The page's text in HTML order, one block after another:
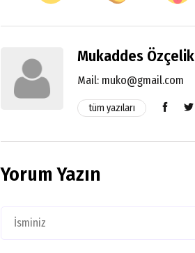
Mukaddes Özçelik
Mail: muko@gmail.com
tüm yazıları
Yorum Yazın